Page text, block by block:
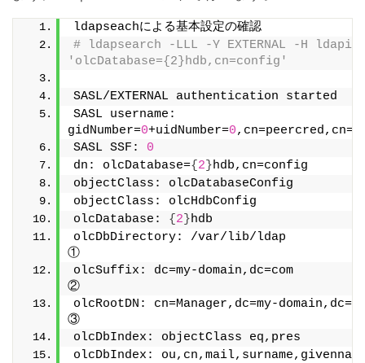
ldapseachによる基本設定の確認
# ldapsearch -LLL -Y EXTERNAL -H
'olcDatabase={2}hdb,cn=config'
SASL/EXTERNAL authentication started
SASL username:
gidNumber=0+uidNumber=0
SASL SSF: 0
dn: olcDatabase={ 2 }hdb,cn=config
objectClass: olcDatabaseConfig
objectClass: olcHdbConfig
olcDatabase: { 2 }hdb
olcDbDirectory: /var/lib/ldap
①
olcSuffix: dc=my-domain,dc=com
②
olcRootDN: cn=Manager,dc=my-
③
olcDbIndex: objectClass eq,pres
olcDbIndex: